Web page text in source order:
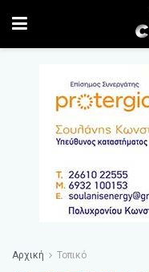
Αρχική Τοπικό